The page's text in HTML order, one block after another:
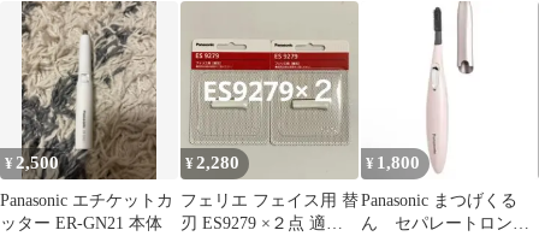
EH2380 【ジャンク
品】
WRS2-H
¥ 2,500
Panasonic エチケットカ
ッター ER-GN21 本体
¥2,280
フェリエ フェイス用 替
刃 ES9279 ×２点 適用
¥ 1,800
Panasonic まつげくる
ん セパレートロング